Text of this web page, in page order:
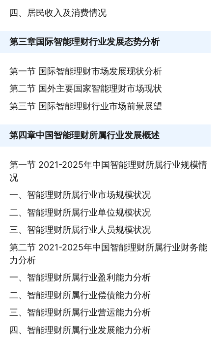
四、居民收入及消费情况
第三章国际智能理财行业发展态势分析
第一节 国际智能理财市场发展现状分析
第二节 国外主要国家智能理财市场现状
第三节 国际智能理财行业市场前景展望
第四章中国智能理财所属行业发展概述
第一节 2021-2025年中国智能理财所属行业规模情
况
一、智能理财所属行业市场规模状况
二、智能理财所属行业单位规模状况
三、智能理财所属行业人员规模状况
第二节 2021-2025年中国智能理财所属行业财务能
力分析
一、智能理财所属行业盈利能力分析
二、智能理财所属行业偿债能力分析
三、智能理财所属行业营运能力分析
四、智能理财所属行业发展能力分析